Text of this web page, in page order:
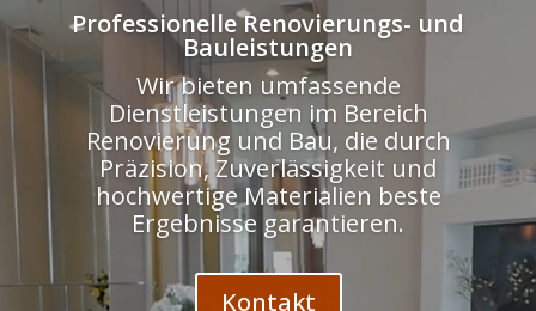
Professionelle Renovierungs- und
Bauleistungen
Wir bieten umfassende
Dienstleistungen im Bereich
Renovierung und Bau, die durch
Präzision, Zuverlässigkeit und
hochwertige Materialien beste
Ergebnisse garantieren.
Kontakt